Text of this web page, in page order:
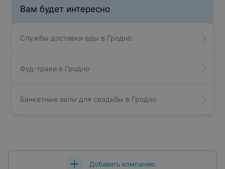
Вам будет интересно
Службы доставки еды в Гродно
Фуд-траки в Гродно
Банкетные залы для свадьбы в Гродно
Добавить компанию